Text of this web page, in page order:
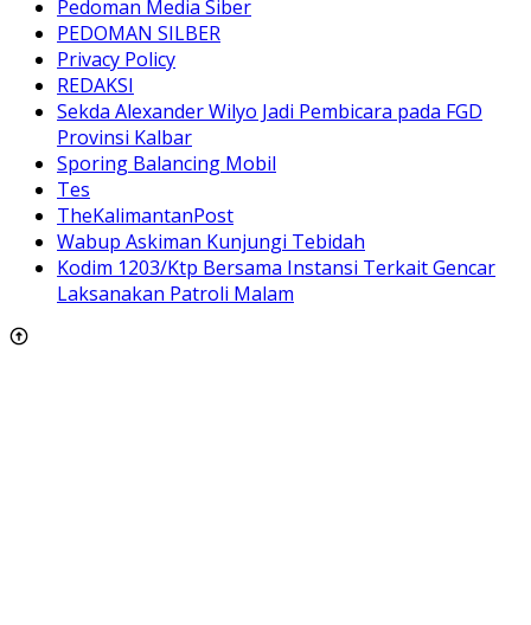
Pedoman Media Siber
PEDOMAN SILBER
Privacy Policy
REDAKSI
Sekda Alexander Wilyo Jadi Pembicara pada FGD
Provinsi Kalbar
Sporing Balancing Mobil
Tes
TheKalimantanPost
Wabup Askiman Kunjungi Tebidah
Kodim 1203/Ktp Bersama Instansi Terkait Gencar
Laksanakan Patroli Malam